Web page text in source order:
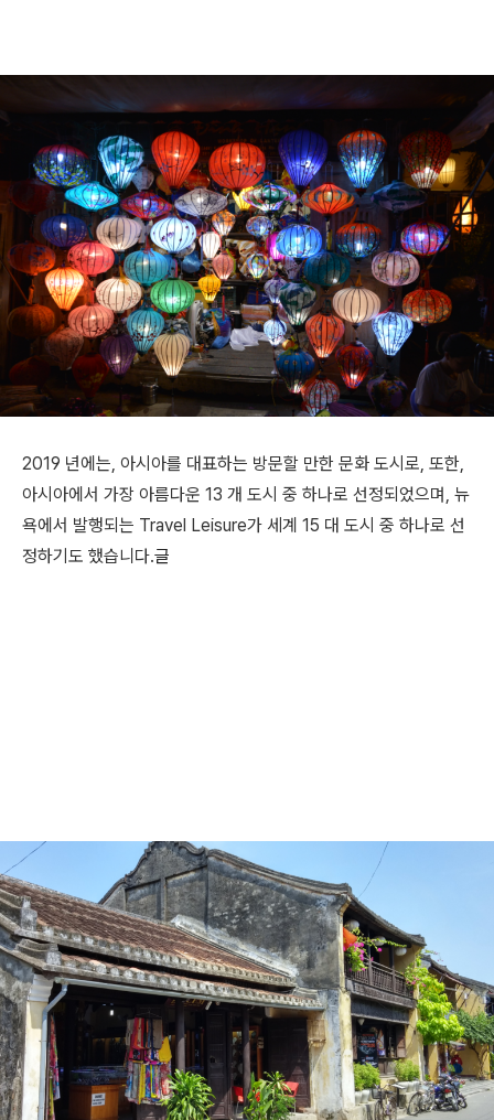
2019 년에는, 아시아를 대표하는 방문할 만한 문화 도시로, 또한,
아시아에서 가장 아름다운 13 개 도시 중 하나로 선정되었으며, 뉴
욕에서 발행되는 Travel Leisure가 세계 15 대 도시 중 하나로 선
정하기도 했습니다.글